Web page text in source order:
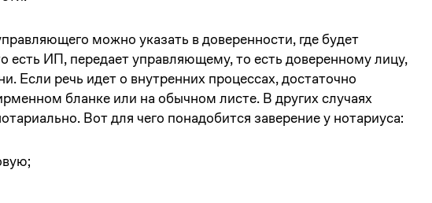
можно указать в доверенности, где будет
есть ИП, передает управляющему, то есть доверенному лицу,
Если речь идет о внутренних процессах, достаточно
бланке или на обычном листе. В других случаях
Вот для чего понадобится заверение у нотариуса: